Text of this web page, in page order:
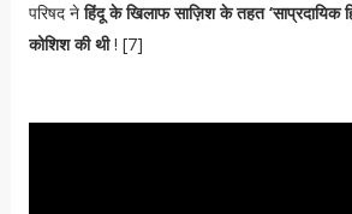
परिषद नेहिंदू के खिलाफ साज़िश के तहत ‘साप्रदायिक
कोशिश की थी! [7]